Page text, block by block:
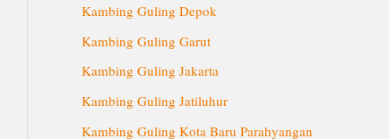
Kambing Guling Depok
Kambing Guling Garut
Kambing Guling Jakarta
Kambing Guling Jatiluhur
Kambing Guling Kota Baru Parahyangan